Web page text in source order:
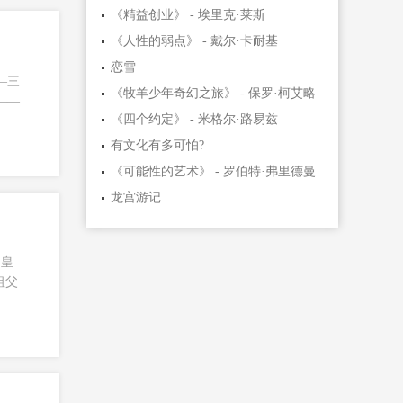
三
——
父
《精益创业》 - 埃里克·莱斯
《人性的弱点》 - 戴尔·卡耐基
恋雪
《牧羊少年奇幻之旅》 - 保罗·柯艾略
《四个约定》 - 米格尔·路易兹
有文化有多可怕?
《可能性的艺术》 - 罗伯特·弗里德曼
龙宫游记